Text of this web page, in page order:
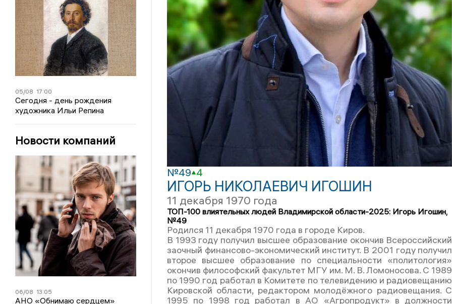
05/08 17:00
Сегодня - день рождения
художника Ильи Репина
Новости компаний
06/08 13:05
АНО «Обнимаю сердцем»
№49 4
ИГОРЬ НИКОЛАЕВИЧ ИГОШИН
11 декабря 1970 года
ТОП-100 влиятельных людей Владимирской области-2025: Игорь Игошин,
№49
Родился 11 декабря 1970 года в городе Киров.
В 1993 году получил высшее образование окончив Всероссийский
заочный финансово-экономический институт. В 2001 году получил
второе высшее образование по специальности «политология»
окончив философский факультет МГУ им. М. В. Ломоносова. С 1989
по 1990 год работал в Комитете по телевидению и радиовещанию
Кировской области, редактором молодёжного радиовещания. С
1995 по 1998 год работал в АО «Агропродукт» в должности